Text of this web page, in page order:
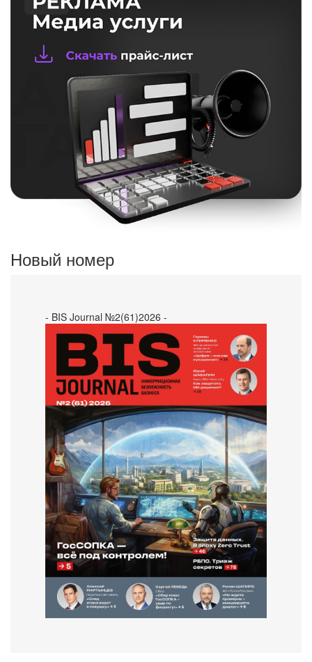
Новый номер
- BIS Journal №2(61)2026 -